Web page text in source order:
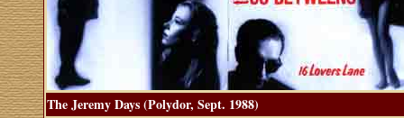
The Jeremy Days (Polydor, Sept. 1988)